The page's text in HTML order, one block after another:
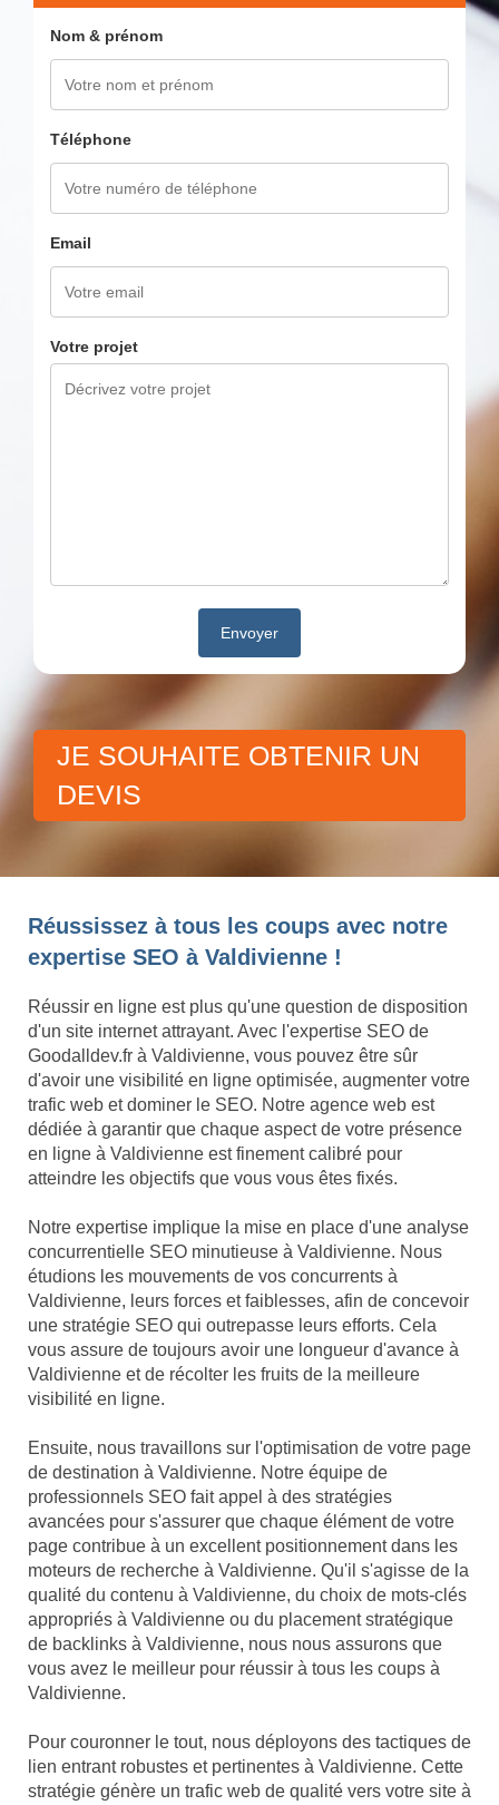
Nom & prénom
Téléphone
Email
Votre projet
JE SOUHAITE OBTENIR UN
DEVIS
Réussissez à tous les coups avec notre
expertise SEO à Valdivienne !
Réussir en ligne est plus qu'une question de disposition
d'un site internet attrayant. Avec l'expertise SEO de
Goodalldev.fr à Valdivienne, vous pouvez être sûr
d'avoir une visibilité en ligne optimisée, augmenter votre
trafic web et dominer le SEO. Notre agence web est
dédiée à garantir que chaque aspect de votre présence
en ligne à Valdivienne est finement calibré pour
atteindre les objectifs que vous vous êtes fixés.
Notre expertise implique la mise en place d'une analyse
concurrentielle SEO minutieuse à Valdivienne. Nous
étudions les mouvements de vos concurrents à
Valdivienne, leurs forces et faiblesses, afin de concevoir
une stratégie SEO qui outrepasse leurs efforts. Cela
vous assure de toujours avoir une longueur d'avance à
Valdivienne et de récolter les fruits de la meilleure
visibilité en ligne.
Ensuite, nous travaillons sur l'optimisation de votre page
de destination à Valdivienne. Notre équipe de
professionnels SEO fait appel à des stratégies
avancées pour s'assurer que chaque élément de votre
page contribue à un excellent positionnement dans les
moteurs de recherche à Valdivienne. Qu'il s'agisse de la
qualité du contenu à Valdivienne, du choix de mots-clés
appropriés à Valdivienne ou du placement stratégique
de backlinks à Valdivienne, nous nous assurons que
vous avez le meilleur pour réussir à tous les coups à
Valdivienne.
Pour couronner le tout, nous déployons des tactiques de
lien entrant robustes et pertinentes à Valdivienne. Cette
stratégie génère un trafic web de qualité vers votre site à